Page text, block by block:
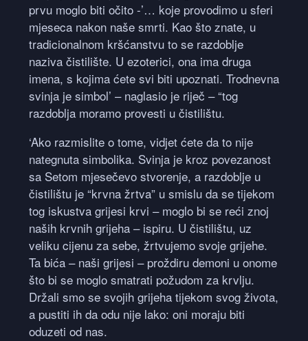
prvu moglo biti očito -’… koje provodimo u sferi
mjeseca nakon naše smrti. Kao što znate, u
tradicionalnom kršćanstvu to se razdoblje
naziva čistilište. U ezoterici, ona ima druga
imena, s kojima ćete svi biti upoznati. Trodnevna
svinja je simbol’ – naglasio je riječ – “tog
razdoblja moramo provesti u čistilištu.
‘Ako razmislite o tome, vidjet ćete da to nije
nategnuta simbolika. Svinja je kroz povezanost
sa Setom mjesečevo stvorenje, a razdoblje u
čistilištu je “krvna žrtva” u smislu da se tijekom
tog iskustva grijesi krvi – moglo bi se reći znoj
naših krvnih grijeha – ispiru. U čistilištu, uz
veliku cijenu za sebe, žrtvujemo svoje grijehe.
Ta bića – naši grijesi – proždiru demoni u onome
što bi se moglo smatrati požudom za krvlju.
Držali smo se svojih grijeha tijekom svog života,
a pustiti ih da odu nije lako: oni moraju biti
oduzeti od nas.